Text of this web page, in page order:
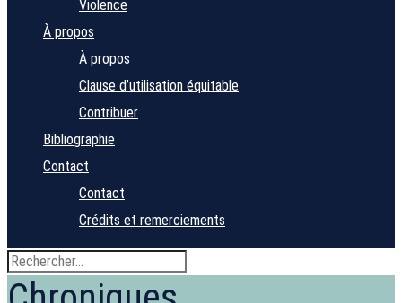
Violence
À propos
À propos
Clause d’utilisation équitable
Contribuer
Bibliographie
Contact
Contact
Crédits et remerciements